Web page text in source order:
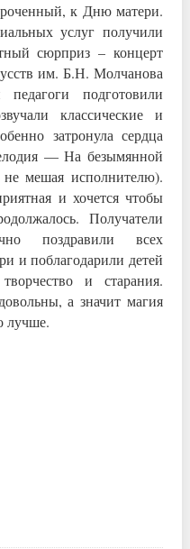
к Дню матери.
услуг получили
сюрприз – концерт
им. Б.Н. Молчанова
подготовили
классические и
затронула сердца
— На безымянной
не мешая исполнителю).
и хочется чтобы
Получатели
поздравили всех
и поблагодарили детей
и старания.
а значит магия
лучше.